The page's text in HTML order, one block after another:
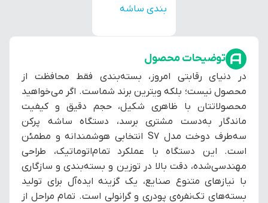
بندی ساشه
توضیحات محصول
در دنیای رقابتی امروز، بسته‌بندی فقط محافظت از
محصول نیست؛ بلکه ویترین برند شماست. اگر می‌خواهید
محصولاتتان با ظاهری شکیل، حجم دقیق و کیفیت
ماندگار به‌دست مشتری برسد، دستگاه ساشه پرکن
سه‌طرف دوخت مدل S7 انتخابی هوشمندانه و مطمئن
است. این دستگاه با عملکرد تمام‌اتوماتیک، طراحی
مهندسی‌شده، دقت بالا در توزین و بسته‌بندی و سازگاری
با نیازهای متنوع صنایع، یک گزینه ایده‌آل برای تولید
بسته‌های تک‌نفره‌ی پودری و گرانولی است. تمام مراحل از